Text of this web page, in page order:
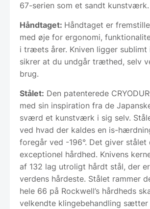
67-serien som et sandt kunstværk.
Håndtaget: Håndtaget er
med øje for ergonomi,
i træets årer. Kniven ligger sublimt
sikrer at du undgår træthed, selv
brug.
Stålet: Den patenterede
med sin inspiration fra de
sværd et kunstværk i sig selv.
ved hvad der kaldes en is-
foregår ved -196°. Det giver stålet
exceptionel hårdhed. Knivens
af 132 lag utroligt hårdt stål, der
verdens hårdeste. Stålet rammer
hele 66 på Rockwell’s hårdheds
velkendte klingebehandling